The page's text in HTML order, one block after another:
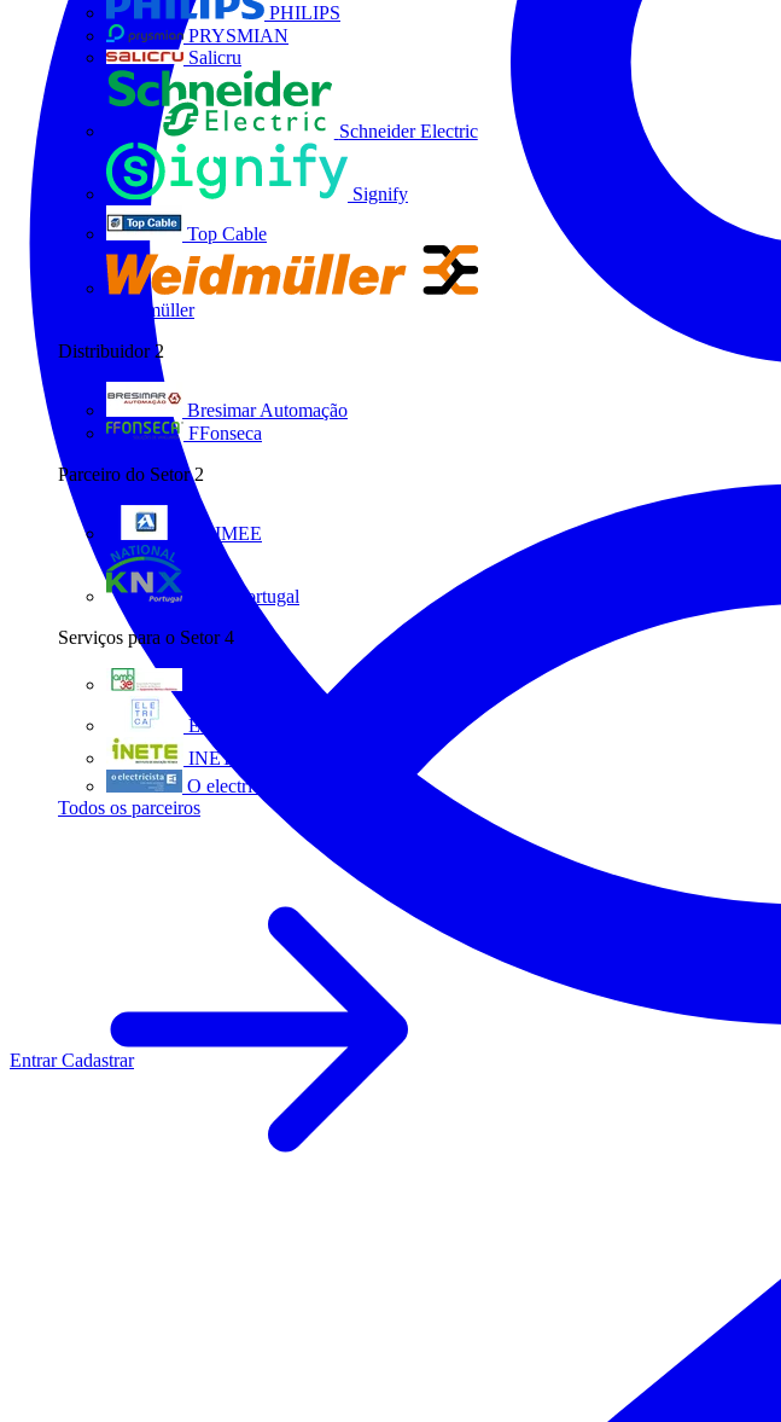
PHILIPS
PRYSMIAN
Salicru
Schneider Electric
Signify
Top Cable
Weidmüller
Distribuidor 2
Bresimar Automação
FFonseca
Parceiro do Setor 2
ANIMEE
KNX Portugal
Serviços para o Setor 4
Eletrica
INETE
O electricista
Todos os parceiros
EntrarCadastrar